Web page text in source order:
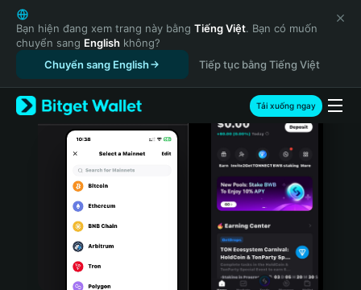
English
日本語
Tiếng Việt
Русский
Español (Latinoamérica)
Türkçe
Italiano
Português (Portugal)
Bahasa Indonesia
Bạn hiện đang xem trang này bằng Tiếng Việt. Bạn có muốn
chuyển sang English không?
Chuyển sang English
Tiếp tục bằng Tiếng Việt
Tải xuống ngay